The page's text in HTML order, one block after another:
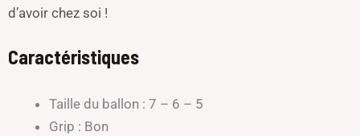
d’avoir chez soi !
Caractéristiques
Taille du ballon : 7 – 6 – 5
Grip : Bon